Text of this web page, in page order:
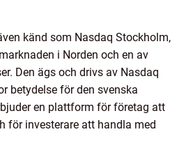
känd som Nasdaq Stockholm,
i Norden och en av
Den ägs och drivs av Nasdaq
betydelse för den svenska
en plattform för företag att
för investerare att handla med